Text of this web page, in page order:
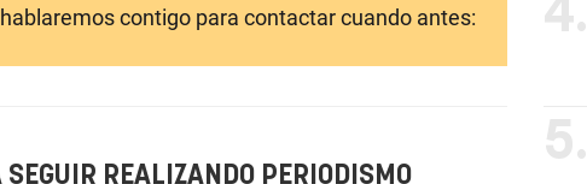
contigo para contactar cuando antes:
REALIZANDO PERIODISMO
4.
5.